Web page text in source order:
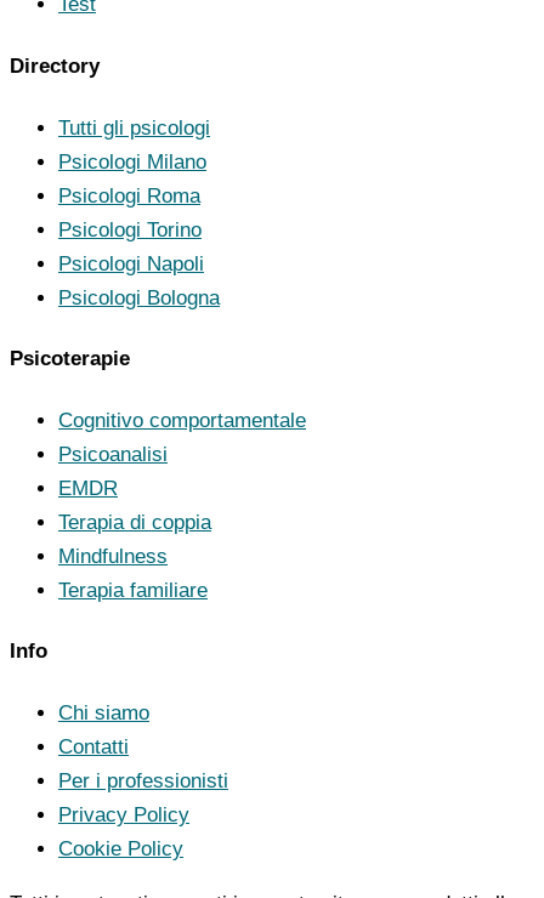
Test
Directory
Tutti gli psicologi
Psicologi Milano
Psicologi Roma
Psicologi Torino
Psicologi Napoli
Psicologi Bologna
Psicoterapie
Cognitivo comportamentale
Psicoanalisi
EMDR
Terapia di coppia
Mindfulness
Terapia familiare
Info
Chi siamo
Contatti
Per i professionisti
Privacy Policy
Cookie Policy